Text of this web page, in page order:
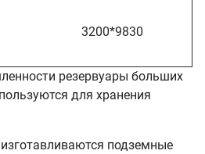
3200*9830
резервуары больших
для хранения
подземные